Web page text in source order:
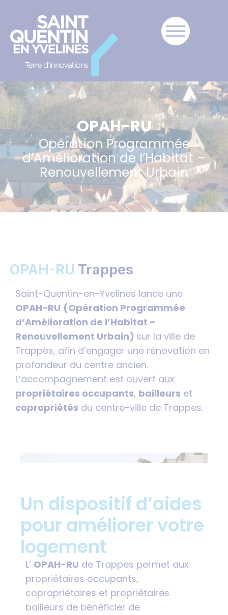
OPAH-RU
Opération Programmée
d’Amélioration de l’Habitat –
Renouvellement Urbain
OPAH-RU Trappes
Saint-Quentin-en-Yvelines lance une
OPAH-RU (Opération Programmée
d’Amélioration de l’Habitat –
Renouvellement Urbain) sur la ville de
Trappes, afin d’engager une rénovation en
profondeur du centre ancien.
L’accompagnement est ouvert aux
propriétaires occupants, bailleurs et
copropriétés du centre-ville de Trappes.
Un dispositif d’aides
pour améliorer votre
logement
L’ OPAH-RU de Trappes permet aux
propriétaires occupants,
copropriétaires et propriétaires
bailleurs de bénéficier de